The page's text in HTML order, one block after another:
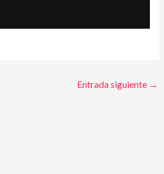
Entrada siguiente →